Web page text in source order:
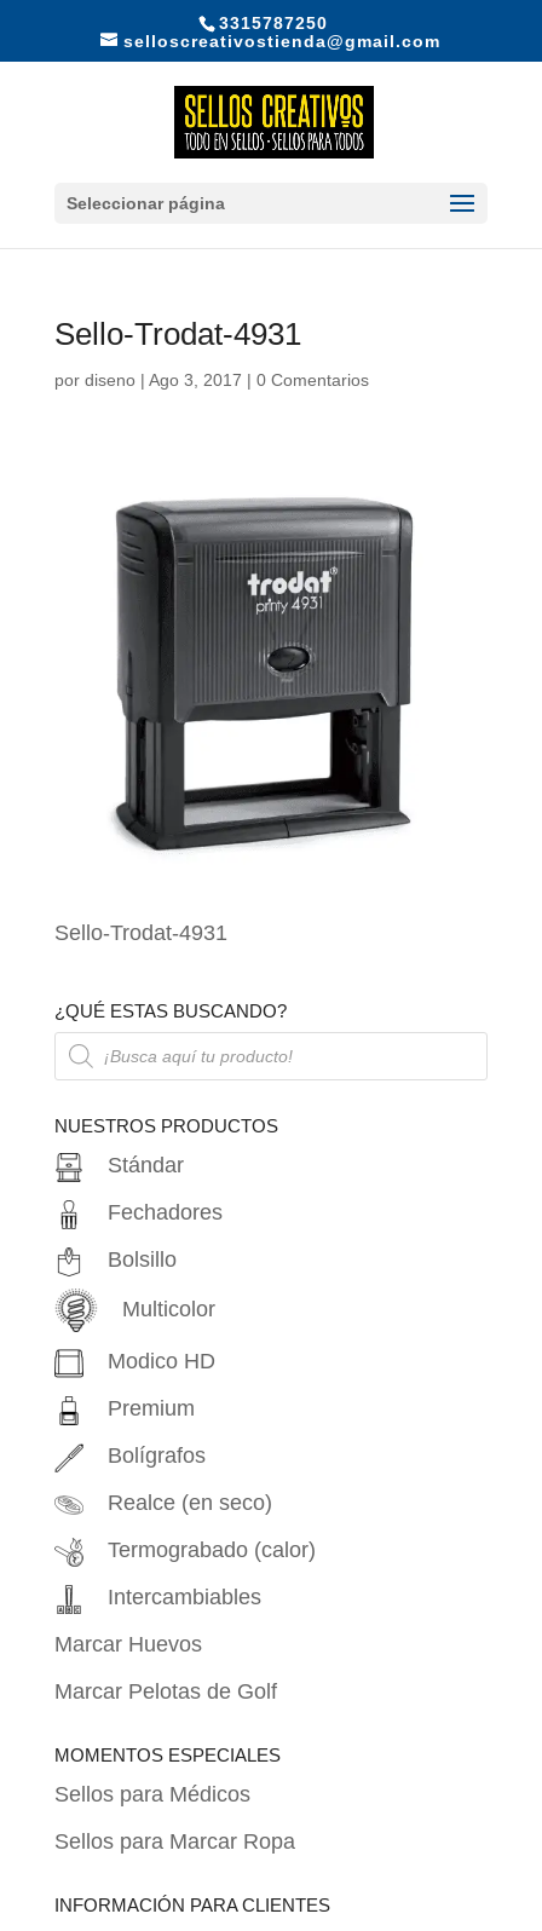
3315787250
selloscreativostienda@gmail.com
Seleccionar página
Sello-Trodat-4931
por diseno| Ago 3, 2017 | 0 Comentarios
Sello-Trodat-4931
¿QUÉ ESTAS BUSCANDO?
Búsqueda
de
productos
NUESTROS PRODUCTOS
Stándar
Fechadores
Bolsillo
Multicolor
Modico HD
Premium
Bolígrafos
Realce (en seco)
Termograbado (calor)
Intercambiables
Marcar Huevos
Marcar Pelotas de Golf
MOMENTOS ESPECIALES
Sellos para Médicos
Sellos para Marcar Ropa
INFORMACIÓN PARA CLIENTES